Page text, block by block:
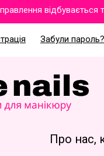
відбувається
Забули пароль?
Про нас,